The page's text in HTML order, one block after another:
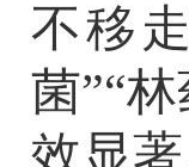
不移
菌”“林
效显